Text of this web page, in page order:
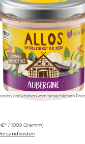
und können vom tatsächlichen
€* / 1000 Gramm)